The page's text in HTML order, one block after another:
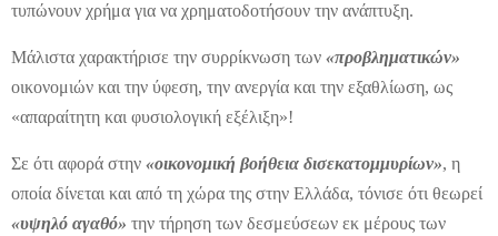
τυπώνουν χρήμα για να χρηματοδοτήσουν την ανάπτυξη.
Μάλιστα χαρακτήρισε την συρρίκνωση των «προβληματικών»
οικονομιών και την ύφεση, την ανεργία και την εξαθλίωση, ως
«απαραίτητη και φυσιολογική εξέλιξη»!
Σε ότι αφορά στην «οικονομική βοήθεια δισεκατομμυρίων», η
οποία δίνεται και από τη χώρα της στην Ελλάδα, τόνισε ότι θεωρεί
«υψηλό αγαθό» την τήρηση των δεσμεύσεων εκ μέρους των